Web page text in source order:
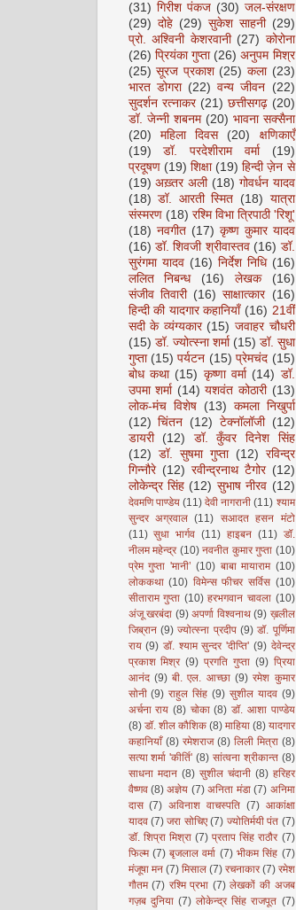
(31) गिरीश पंकज (30) जल-संरक्षण
(29) दोहे (29) सुकेश साहनी (29)
प्रो. अश्विनी केशरवानी (27) कोरोना
(26) प्रियंका गुप्ता (26) अनुपम मिश्र
(25) सूरज प्रकाश (25) कला (23)
भारत डोगरा (22) वन्य जीवन (22)
सुदर्शन रत्नाकर (21) छत्तीसगढ़ (20)
डॉ. जेन्नी शबनम (20) भावना सक्सैना
(20)
महिला दिवस (20)
क्षणिकाएँ
(19)
डॉ. परदेशीराम वर्मा
(19)
प्रदूषण (19) शिक्षा (19) हिन्दी ज़ेन से
(19) अख़्तर अली (18) गोवर्धन यादव
(18) डॉ. आरती स्मित (18) यात्रा
संस्मरण (18) रश्मि विभा त्रिपाठी 'रिशू'
(18) नवगीत (17) कृष्ण कुमार यादव
(16) डॉ. शिवजी श्रीवास्तव (16) डॉ.
सुरंगमा यादव (16) निर्देश निधि (16)
ललित निबन्ध
(16) लेखक
(16)
संजीव तिवारी (16) साक्षात्कार (16)
हिन्दी की यादगार कहानियाँ (16) 21वीं
सदी के व्यंग्यकार (15) जवाहर चौधरी
(15) डॉ. ज्योत्स्ना शर्मा (15) डॉ. सुधा
गुप्ता (15) पर्यटन (15) प्रेमचंद (15)
बोध कथा (15) कृष्णा वर्मा (14) डॉ.
उपमा शर्मा (14) यशवंत कोठारी (13)
लोक-मंच विशेष
(13) कमला निखुर्पा
(12) चिंतन (12) टेक्नॉलॉजी
(12)
डायरी
(12)
डॉ. कुँवर दिनेश सिंह
(12) डॉ. सुषमा गुप्ता (12) रविन्द्र
गिन्नौरे (12) रवीन्द्रनाथ टैगोर (12)
लोकेन्द्र सिंह (12) सुभाष नीरव (12)
देवमणि पाण्डेय (11) देवी नागरानी (11) श्याम
सुन्दर अग्रवाल (11) सआदत हसन मंटो
(11) सुधा भार्गव (11) हाइबन (11) डॉ.
नीलम महेन्द्र (10) नवनीत कुमार गुप्ता (10)
प्रेम गुप्ता 'मानी’ (10) बाबा मायाराम (10)
लोककथा (10) विमेन्स फीचर सर्विस (10)
सीताराम गुप्ता (10) हरभगवान चावला (10)
अंजू खरबंदा (9) अपर्णा विश्वनाथ (9) ख़लील
जिब्रान (9) ज्योत्स्ना प्रदीप (9) डॉ. पूर्णिमा
राय (9) डॉ. श्याम सुन्दर 'दीप्ति' (9) देवेन्द्र
प्रकाश मिश्र (9) प्रगति गुप्ता (9) प्रिया
आनंद (9) बी. एल. आच्छा (9) रमेश कुमार
सोनी (9) राहुल सिंह (9) सुशील यादव (9)
अर्चना राय (8) चोका (8) डॉ. आशा पाण्डेय
(8) डॉ. शील कौशिक (8) माहिया (8) यादगार
कहानियाँ (8) रमेशराज (8) लिली मित्रा (8)
सत्या शर्मा 'कीर्ति' (8) सांत्वना श्रीकान्त (8)
साधना मदान (8) सुशील चंदानी (8) हरिहर
वैष्णव (8) अज्ञेय (7) अनिता मंडा (7) अनिमा
दास (7) अविनाश वाचस्पति (7) आकांक्षा
यादव (7) जरा सोचिए (7) ज्योतिर्मयी पंत (7)
डॉ. शिप्रा मिश्रा (7) प्रताप सिंह राठौर (7)
फिल्म (7) बृजलाल वर्मा (7) भीकम सिंह (7)
मंजूषा मन (7) मिसाल (7) रचनाकार (7) रमेश
गौतम (7) रश्मि प्रभा (7) लेखकों की अजब
गज़ब दुनिया (7) लोकेन्द्र सिंह राजपूत (7)